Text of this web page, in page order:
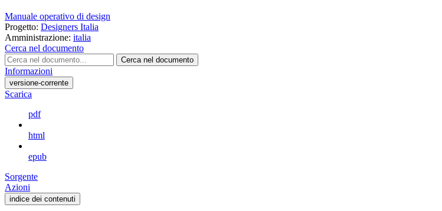
Manuale operativo di design
Progetto: Designers Italia
Amministrazione: italia
Cerca nel documento
Cerca nel documento
Informazioni
versione-corrente
Scarica
pdf
html
epub
Sorgente
Azioni
indice dei contenuti